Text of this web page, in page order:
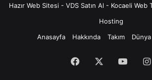
Hazır Web Sitesi- VDS Satın Al - Kocaeli Web
Hosting
Anasayfa
Hakkında Takım Dünya
Facebook